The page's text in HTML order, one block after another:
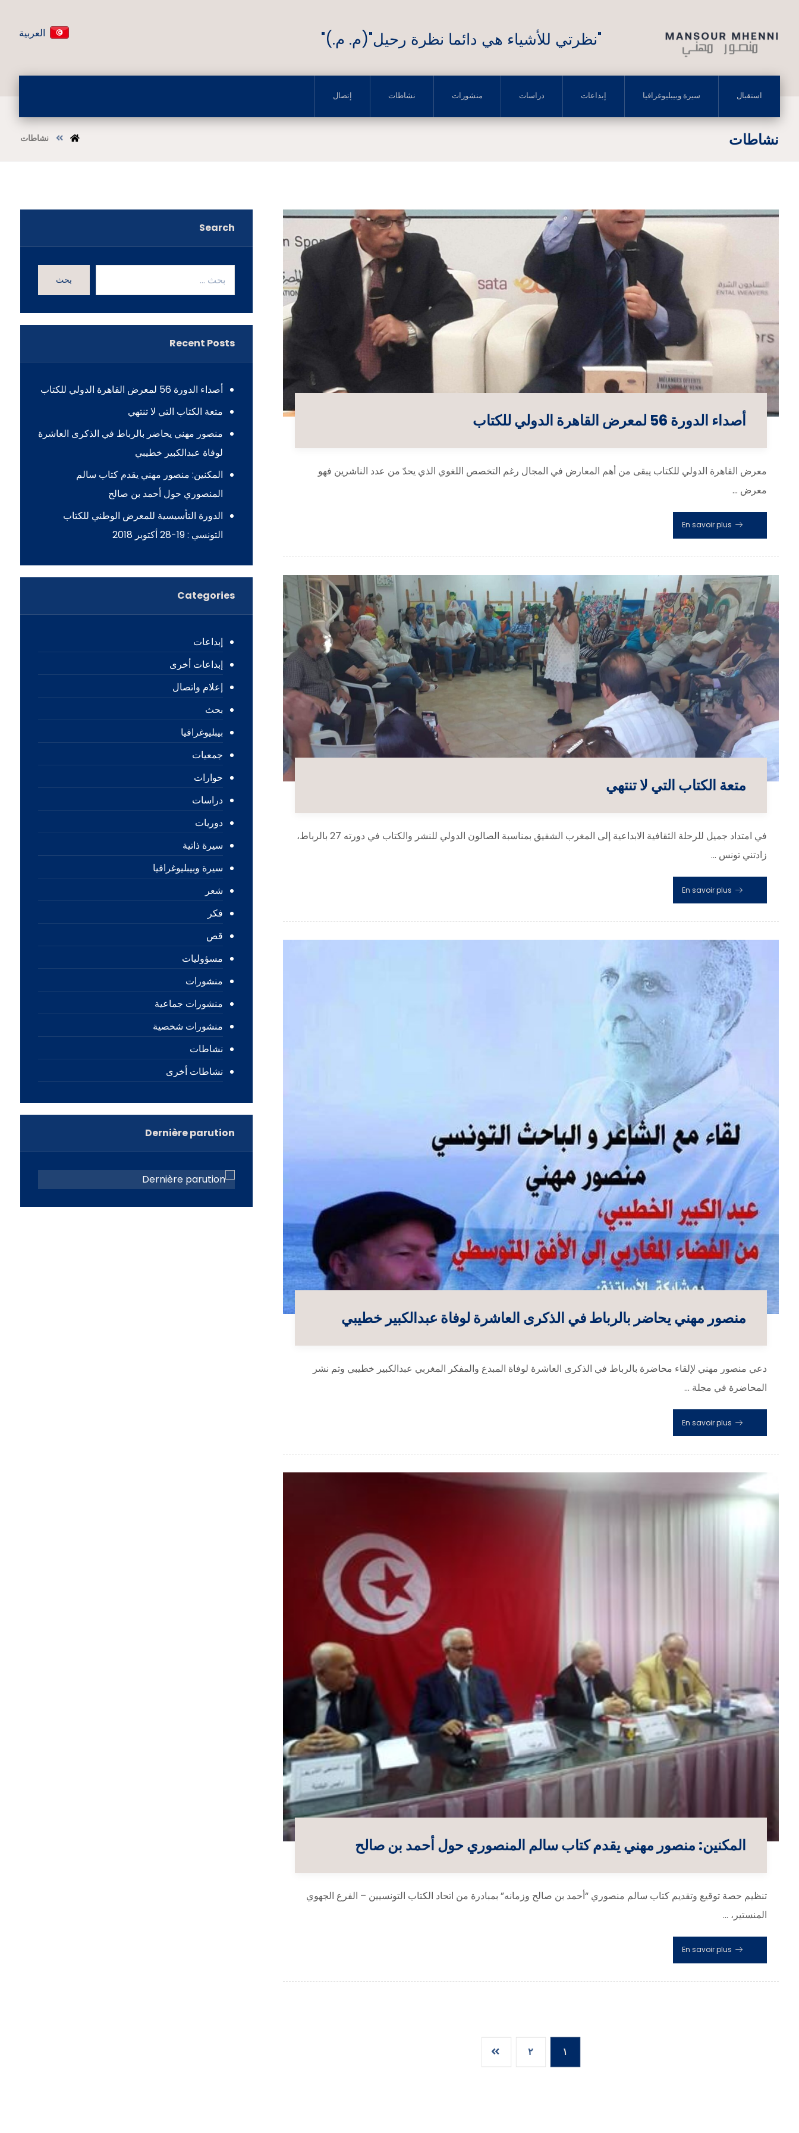
"نظرتي للأشياء هي دائما نظرة رحيل"(م. م.)" العربية
استقبال سيرة وبيبليوغرافيا إبداعات دراسات منشورات نشاطات إتصال
نشاطات نشاطات
أصداء الدورة 56 لمعرض القاهرة الدولي للكتاب
معرض القاهرة الدولي للكتاب يبقى من أهم المعارض في المجال رغم التخصص اللغوي الذي يحدّ من عدد الناشرين فهو
معرض ...
En savoir plus
متعة الكتاب التي لا تنتهي
في امتداد جميل للرحلة الثقافية الابداعية إلى المغرب الشقيق بمناسبة الصالون الدولي للنشر والكتاب في دورته 27 بالرباط،
زادتني تونس ...
En savoir plus
منصور مهني يحاضر بالرباط في الذكرى العاشرة لوفاة عبدالكبير خطيبي
دعي منصور مهني لإلقاء محاضرة بالرباط في الذكرى العاشرة لوفاة المبدع والمفكر المغربي عبدالكبير خطيبي وتم نشر
المحاضرة في مجلة ...
En savoir plus
المكنين: منصور مهني يقدم كتاب سالم المنصوري حول أحمد بن صالح
تنظيم حصة توقيع وتقديم كتاب سالم منصوري “أحمد بن صالح وزمانه” بمبادرة من اتحاد الكتاب التونسيين – الفرع الجهوي
المنستير، ...
En savoir plus
١ ٢
Search
بحث
Recent Posts
أصداء الدورة 56 لمعرض القاهرة الدولي للكتاب
متعة الكتاب التي لا تنتهي
منصور مهني يحاضر بالرباط في الذكرى العاشرة
لوفاة عبدالكبير خطيبي
المكنين: منصور مهني يقدم كتاب سالم
المنصوري حول أحمد بن صالح
الدورة التأسيسية للمعرض الوطني للكتاب
التونسي : 19-28 أكتوبر 2018
Categories
إبداعات
إبداعات أخرى
إعلام واتصال
بحث
بيبليوغرافيا
جمعيات
حوارات
دراسات
دوريات
سيرة ذاتية
سيرة وبيبليوغرافيا
شعر
فكر
قص
مسؤوليات
منشورات
منشورات جماعية
منشورات شخصية
نشاطات
نشاطات أخرى
Dernière parution